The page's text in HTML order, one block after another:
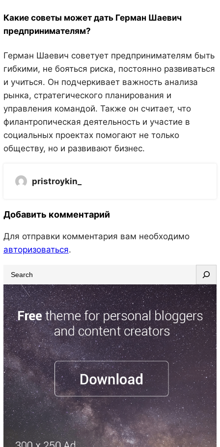
Какие советы может дать Герман Шаевич
предпринимателям?
Герман Шаевич советует предпринимателям быть
гибкими, не бояться риска, постоянно развиваться
и учиться. Он подчеркивает важность анализа
рынка, стратегического планирования и
управления командой. Также он считает, что
филантропическая деятельность и участие в
социальных проектах помогают не только
обществу, но и развивают бизнес.
pristroykin_
Добавить комментарий
Для отправки комментария вам необходимо
авторизоваться.
e
a
r
c
h